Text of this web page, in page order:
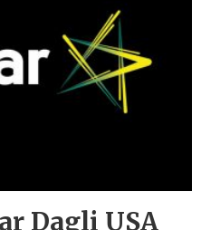
Dagli USA